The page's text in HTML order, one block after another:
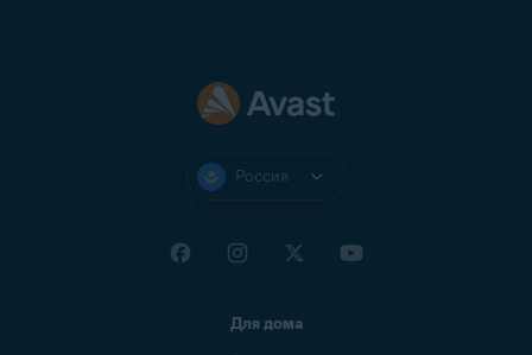
Россия
Для дома